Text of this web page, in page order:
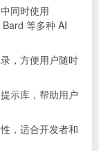
同时使用
等多种 AI
，方便用户随时
示库，帮助用户
，适合开发者和